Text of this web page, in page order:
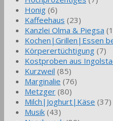
Honig (6)
Kaffeehaus (23)
Kanzlei Olma & Piegsa
Kochen|Grillen|Essen
Körperertüchtigung (7)
Kostproben aus
Kurzweil (85)
Marginalie (76)
Metzger (80)
Milch|Joghurt|Käse (37)
Musik (43)